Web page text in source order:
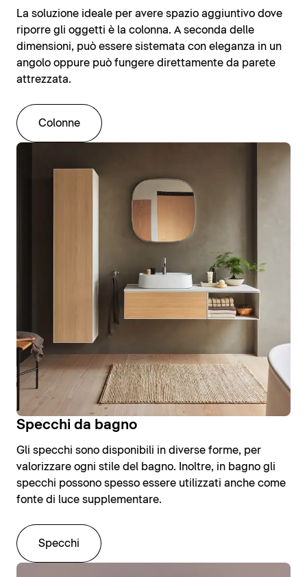
La soluzione ideale per avere spazio aggiuntivo dove
riporre gli oggetti è la colonna. A seconda delle
dimensioni, può essere sistemata con eleganza in un
angolo oppure può fungere direttamente da parete
attrezzata.
Colonne
Specchi da bagno
Gli specchi sono disponibili in diverse forme, per
valorizzare ogni stile del bagno. Inoltre, in bagno gli
specchi possono spesso essere utilizzati anche come
fonte di luce supplementare.
Specchi